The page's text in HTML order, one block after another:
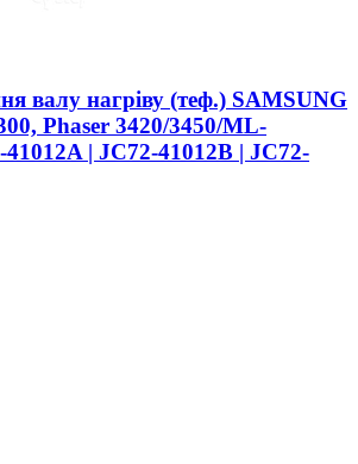
валу нагріву (теф.) SAMSUNG
Phaser 3420/3450/ML-
| JC72-41012B | JC72-